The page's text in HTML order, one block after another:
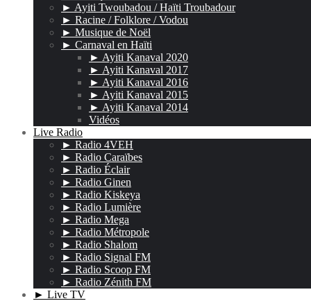
► Ayiti Twoubadou / Haïti Troubadour
► Racine / Folklore / Vodou
► Musique de Noël
► Carnaval en Haïti
► Ayiti Kanaval 2020
► Ayiti Kanaval 2017
► Ayiti Kanaval 2016
► Ayiti Kanaval 2015
► Ayiti Kanaval 2014
Vidéos
Live Radio
► Radio 4VEH
► Radio Caraïbes
► Radio Éclair
► Radio Ginen
► Radio Kiskeya
► Radio Lumière
► Radio Mega
► Radio Métropole
► Radio Shalom
► Radio Signal FM
► Radio Scoop FM
► Radio Zénith FM
► Live TV